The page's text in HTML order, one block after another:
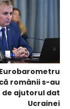
românii s-au
ajutorul dat
Ucrainei